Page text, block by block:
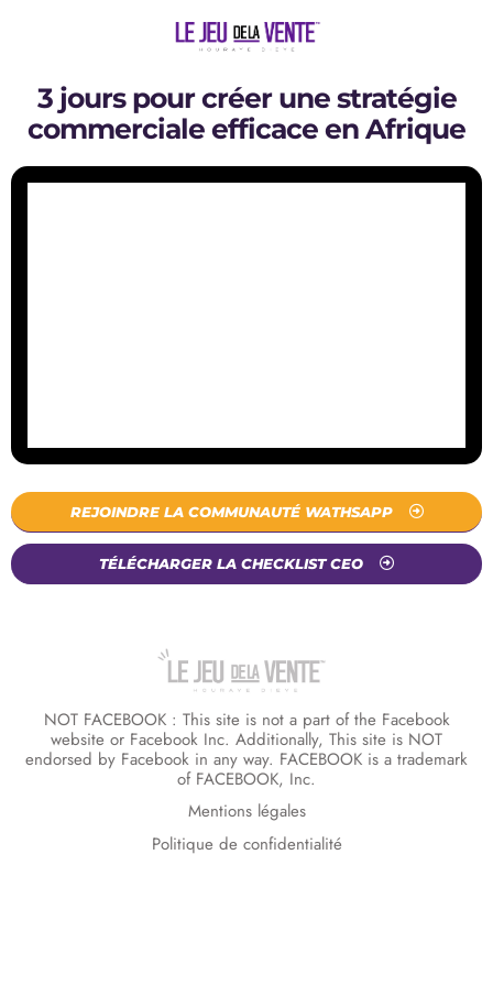
3 jours pour créer une stratégie
commerciale efficace en Afrique
REJOINDRE LA COMMUNAUTÉ WATHSAPP
TÉLÉCHARGER LA CHECKLIST CEO
NOT FACEBOOK : This site is not a part of the Facebook
website or Facebook Inc. Additionally, This site is NOT
endorsed by Facebook in any way. FACEBOOK is a trademark
of FACEBOOK, Inc.
Mentions légales
Politique de confidentialité